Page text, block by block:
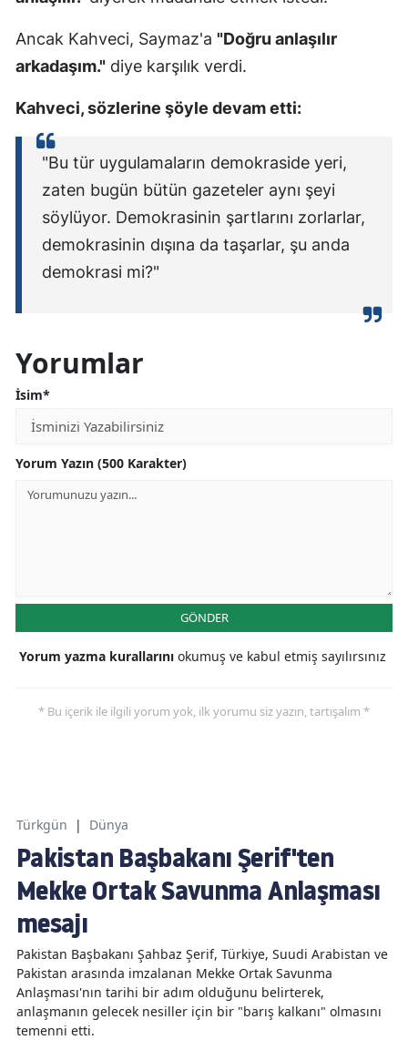
Ancak Kahveci, Saymaz'a "Doğru anlaşılır
arkadaşım." diye karşılık verdi.
Kahveci, sözlerine şöyle devam etti:
"Bu tür uygulamaların demokraside yeri,
zaten bugün bütün gazeteler aynı şeyi
söylüyor. Demokrasinin şartlarını zorlarlar,
demokrasinin dışına da taşarlar, şu anda
demokrasi mi?"
Yorumlar
İsim*
Yorum Yazın (500 Karakter)
GÖNDER
Yorum yazma kurallarını okumuş ve kabul etmiş sayılırsınız
* Bu içerik ile ilgili yorum yok, ilk yorumu siz yazın, tartışalım *
Türkgün | Dünya
Pakistan Başbakanı Şerif'ten
Mekke Ortak Savunma Anlaşması
mesajı
Pakistan Başbakanı Şahbaz Şerif, Türkiye, Suudi Arabistan ve
Pakistan arasında imzalanan Mekke Ortak Savunma
Anlaşması'nın tarihi bir adım olduğunu belirterek,
anlaşmanın gelecek nesiller için bir "barış kalkanı" olmasını
temenni etti.